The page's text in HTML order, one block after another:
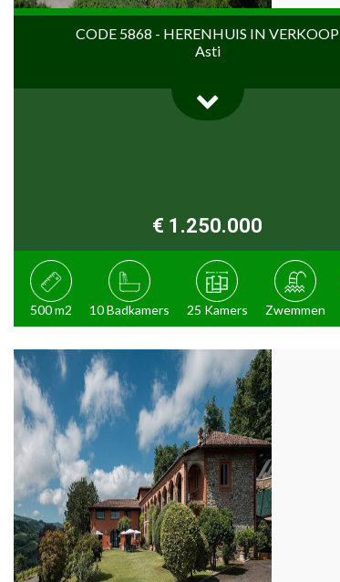
CODE 5868 - HERENHUIS IN VERKOOP
Asti
€ 1.250.000
500 m2 10 Badkamers 25 Kamers Zwemmen